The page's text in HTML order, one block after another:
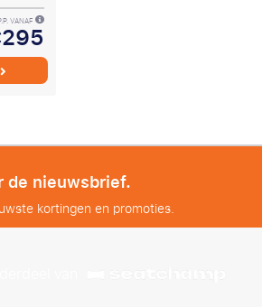
VANAF
de nieuwsbrief.
kortingen en promoties.